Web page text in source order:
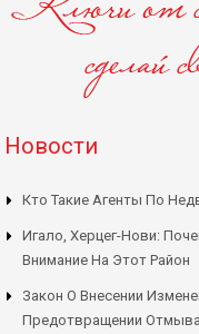
Новости
Кто Такие Агенты По
Игало, Херцег-Нови:
Внимание На Этот Район
Закон О Внесении
Предотвращении